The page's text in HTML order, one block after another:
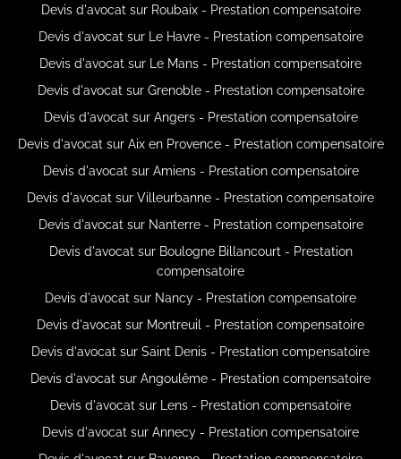
Devis d'avocat sur Roubaix - Prestation compensatoire
Devis d'avocat sur Le Havre - Prestation compensatoire
Devis d'avocat sur Le Mans - Prestation compensatoire
Devis d'avocat sur Grenoble - Prestation compensatoire
Devis d'avocat sur Angers - Prestation compensatoire
Devis d'avocat sur Aix en Provence - Prestation compensatoire
Devis d'avocat sur Amiens - Prestation compensatoire
Devis d'avocat sur Villeurbanne - Prestation compensatoire
Devis d'avocat sur Nanterre - Prestation compensatoire
Devis d'avocat sur Boulogne Billancourt - Prestation
compensatoire
Devis d'avocat sur Nancy - Prestation compensatoire
Devis d'avocat sur Montreuil - Prestation compensatoire
Devis d'avocat sur Saint Denis - Prestation compensatoire
Devis d'avocat sur Angoulême - Prestation compensatoire
Devis d'avocat sur Lens - Prestation compensatoire
Devis d'avocat sur Annecy - Prestation compensatoire